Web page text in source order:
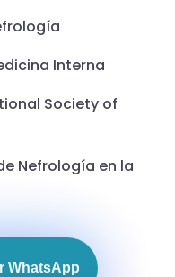
Interna
Society of
Nefrología en la
WhatsApp